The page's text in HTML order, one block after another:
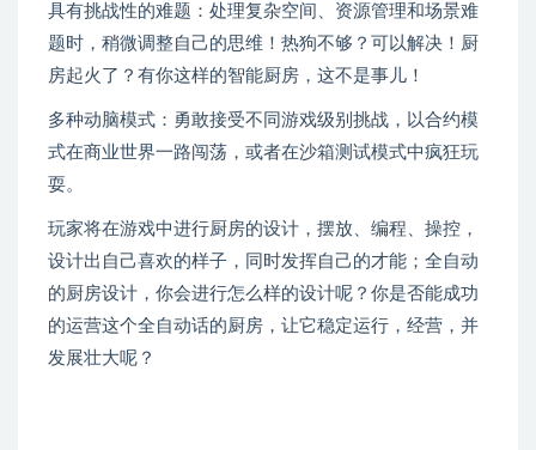
具有挑战性的难题：处理复杂空间、资源管理和场景难
题时，稍微调整自己的思维！热狗不够？可以解决！厨
房起火了？有你这样的智能厨房，这不是事儿！
多种动脑模式：勇敢接受不同游戏级别挑战，以合约模
式在商业世界一路闯荡，或者在沙箱测试模式中疯狂玩
耍。
玩家将在游戏中进行厨房的设计，摆放、编程、操控，
设计出自己喜欢的样子，同时发挥自己的才能；全自动
的厨房设计，你会进行怎么样的设计呢？你是否能成功
的运营这个全自动话的厨房，让它稳定运行，经营，并
发展壮大呢？